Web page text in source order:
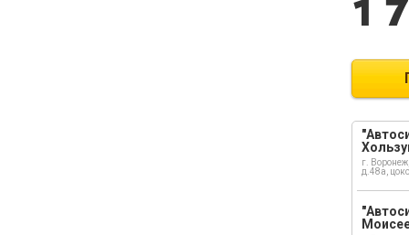
1
г.
д.48а,